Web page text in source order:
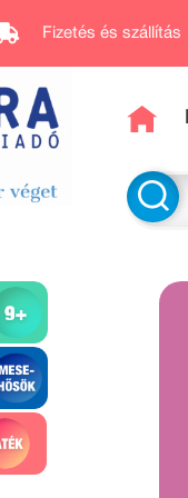
Fizetés és szállítás